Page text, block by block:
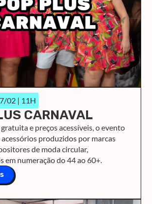
02 | 11H
CARNAVAL
e preços acessíveis, o evento
produzidos por marcas
de moda circular,
em numeração do 44 ao 60+.